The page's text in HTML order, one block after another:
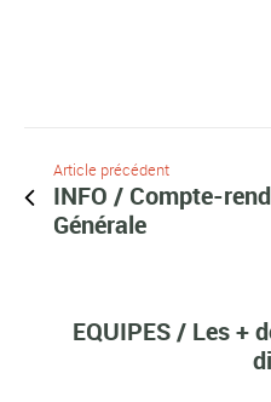
Article précédent
INFO / Compte-
Générale
EQUIPES / Les +